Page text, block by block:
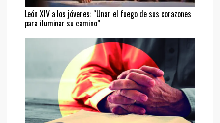
León XIV a los jóvenes: “Unan el fuego de sus corazones
para iluminar su camino”